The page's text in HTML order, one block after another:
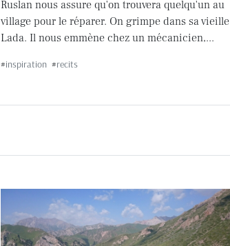
Ruslan nous assure qu'on trouvera quelqu'un au
village pour le réparer. On grimpe dans sa vieille
Lada. Il nous emmène chez un mécanicien,...
#inspiration #recits